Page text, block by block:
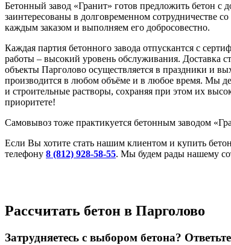
Бетонный завод «Гранит» готов предложить бетон с
заинтересованы в долговременном сотрудничестве
каждым заказом и выполняем его добросовестно.
Каждая партия бетонного завода отпускантся с
работы – высокий уровень обслуживания. Доставка
объекты Парголово осуществляется в праздники и
производится в любом объёме и в любое время. Мы
и строительные растворы, сохраняя при этом их
приоритете!
Самовывоз тоже практикуется бетонным заводом
Если Вы хотите стать нашим клиентом и купить
телефону 8 (812) 928-58-55. Мы будем рады нашему
Рассчитать бетон в Парголово
Затрудняетесь с выбором бетона?